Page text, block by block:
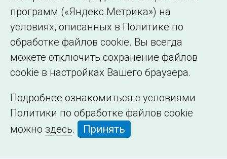
программ («Яндекс.Метрика») на
условиях, описанных в Политике по
обработке файлов cookie. Вы всегда
можете отключить сохранение файлов
cookie в настройках Вашего браузера.
Подробнее ознакомиться с условиями
Политики по обработке файлов cookie
можно здесь. Принять